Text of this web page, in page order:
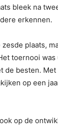
bleek na
erkennen.
plaats,
toernooi
de besten.
op een
op de